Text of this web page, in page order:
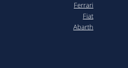
Ferrari
Fiat
Abarth